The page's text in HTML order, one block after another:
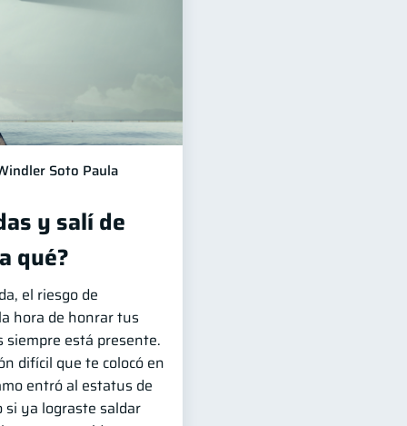
Soto Paula
y salí de
qué?
el riesgo de
hora de honrar tus
siempre está presente.
difícil que te colocó en
entró al estatus de
si ya lograste saldar